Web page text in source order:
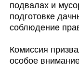
подвалах и
подготовке
соблюдение
Комиссия
особое